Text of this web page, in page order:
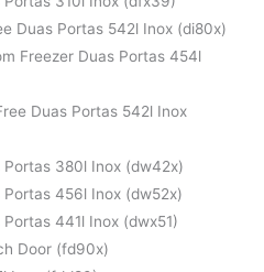
Duas Portas 542l Inox (di80x)
Freezer Duas Portas 454l
Duas Portas 542l Inox
Portas 380l Inox (dw42x)
456l Inox (dw52x)
441l Inox (dwx51)
Door (fd90x)